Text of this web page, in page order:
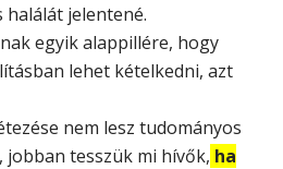
halálát jelentené.
egyik alappillére, hogy
lehet kételkedni, azt
nem lesz tudományos
tesszük mi hívők, ha